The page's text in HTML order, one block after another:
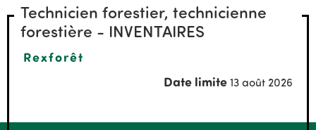
Technicien forestier, technicienne
forestière - INVENTAIRES
Rexforêt
Date limite 13 août 2026